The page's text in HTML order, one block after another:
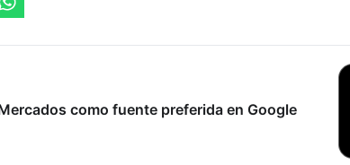
como fuente preferida en Google